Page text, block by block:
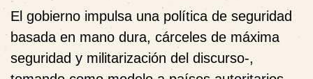
El gobierno impulsa una política de seguridad
basada en mano dura, cárceles de máxima
seguridad y militarización del discurso-,